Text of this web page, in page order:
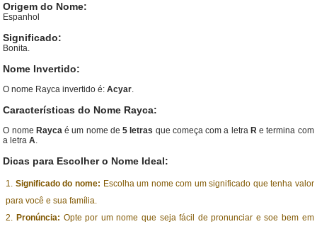
Origem do Nome:
Espanhol
Significado:
Bonita.
Nome Invertido:
O nome Rayca invertido é:Acyar.
Características do Nome Rayca:
O nome Raycaé um nome de5 letras que começa com a letra Re termina com
a letraA.
Dicas para Escolher o Nome Ideal:
Significado do nome: Escolha um nome com um significado que tenha valor
para você e sua família.
Pronúncia: Opte por um nome que seja fácil de pronunciar e soe bem em